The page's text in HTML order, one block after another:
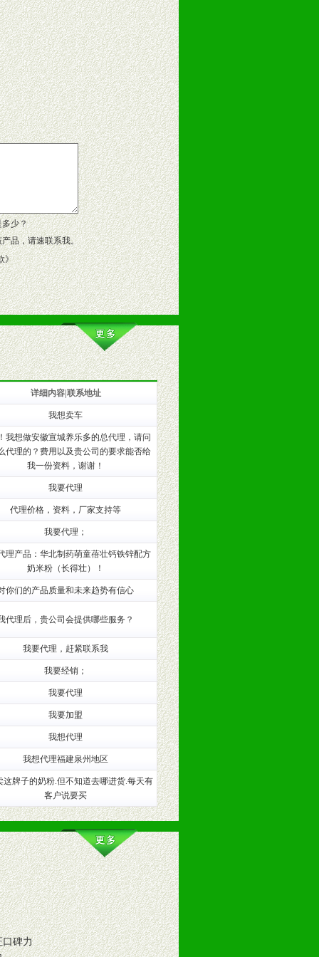
作手册、专柜咨询手册等各种市
。
（包括POP、彩页、手提袋、易
趋势与流行。
养建康知识。为经销商、分销商
多少？
品，请速联系我。
》
详细内容|联系地址
我想卖车
我想做安徽宣城养乐多的总代理，请问
代理的？费用以及贵公司的要求能否给
我一份资料，谢谢！
我要代理
代理价格，资料，厂家支持等
我要代理；
理产品：华北制药萌童蓓壮钙铁锌配方
奶米粉（长得壮）！
你们的产品质量和未来趋势有信心
代理后，贵公司会提供哪些服务？
我要代理，赶紧联系我
我要经销；
我要代理
我要加盟
我想代理
我想代理福建泉州地区
这牌子的奶粉.但不知道去哪进货.每天有
客户说要买
口碑力